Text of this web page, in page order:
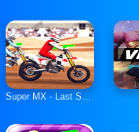
Super MX - Last Season